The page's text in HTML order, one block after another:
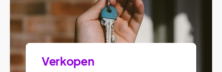
Verkopen